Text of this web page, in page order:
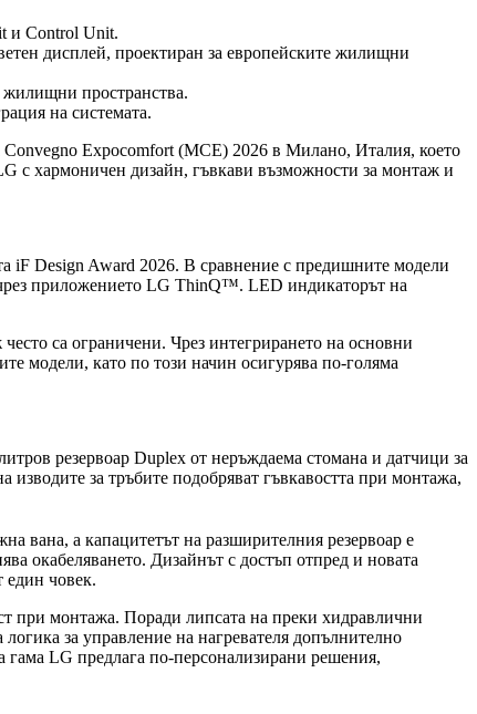
и Control Unit.
дисплей, проектиран за европейските жилищни
пространства.
на системата.
Expocomfort (MCE) 2026 в Милано, Италия, което
с хармоничен дизайн, гъвкави възможности за монтаж и
iF Design Award 2026. В сравнение с предишните модели
приложението LG ThinQ™. LED индикаторът на
са ограничени. Чрез интегрирането на основни
модели, като по този начин осигурява по-голяма
резервоар Duplex от неръждаема стомана и датчици за
изводите за тръбите подобряват гъвкавостта при монтажа,
вана, а капацитетът на разширителния резервоар е
окабеляването. Дизайнът с достъп отпред и новата
един човек.
при монтажа. Поради липсата на преки хидравлични
за управление на нагревателя допълнително
гама LG предлага по-персонализирани решения,